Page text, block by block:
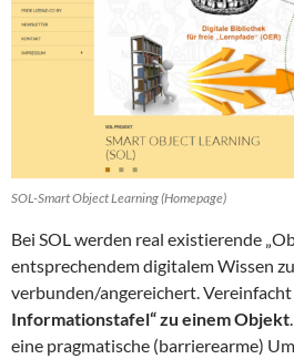
SOL-Smart Object Learning (Homepage)
Bei SOL werden real existierende
entsprechendem digitalem Wissen
verbunden/angereichert. Vereinfacht
Informationstafel“ zu einem Objekt
eine pragmatische (barrierearme)